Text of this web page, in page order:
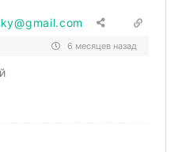
6 месяцев назад